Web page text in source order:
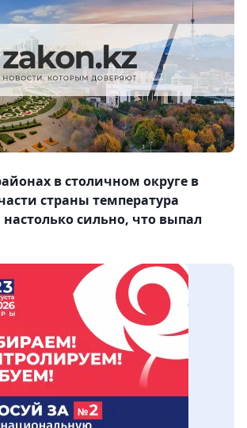
в столичном округе в
страны температура
настолько сильно, что выпал